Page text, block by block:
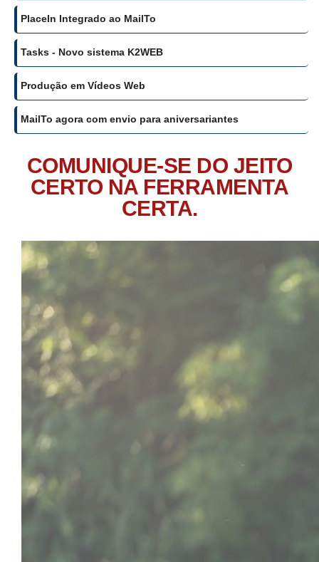
PlaceIn Integrado ao MailTo
Tasks - Novo sistema K2WEB
Produção em Vídeos Web
MailTo agora com envio para aniversariantes
COMUNIQUE-SE DO JEITO
CERTO NA FERRAMENTA
CERTA.